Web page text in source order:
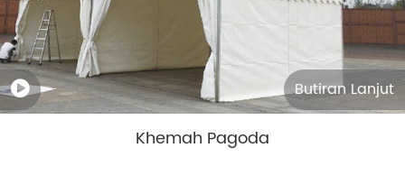
Khemah Yurt Mongolia
Butiran Lanjut